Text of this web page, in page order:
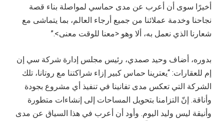
أخيرًا سوى أن أعرب عن مدى حماسي لمواصلة بناء قصة
نجاحنا وخدمة عملائنا من جميع أرجاء العالم، بما يتماشى مع
شعارنا الذي نعمل به، ألا وهو <معنا للوقت معنى>.”
بدوره، أضاف وحيد صمدي، رئيس مجلس إدارة شركة سي إن
إم للعقارات: “يعترينا حماس كبير إزاء شراكتنا مع روتانا، تلك
الشركة التي تعكس مدى تفانينا في تنفيذ أي مشروع بجودة
وأناقة. إنّ التزامنا بتحويل المساحات إلى إنشاءات متطورة
وأنيقة ليس وليد اليوم. وأود أن أعرب في هذا السياق عن مدى